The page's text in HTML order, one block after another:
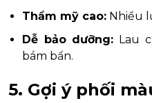
Thẩm mỹ cao: Nhiều
Dễ bảo dưỡng: Lau
bám bẩn.
5. Gợi ý phối